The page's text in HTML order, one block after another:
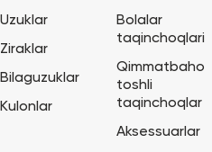
Uzuklar
Ziraklar
Bilaguzuklar
Kulonlar
Bolalar
taqinchoqlari
Qimmatbaho
toshli
taqinchoqlar
Aksessuarlar